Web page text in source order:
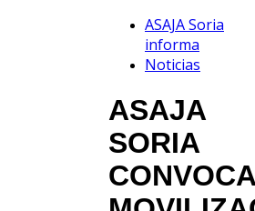
ASAJA Soria
informa
Noticias
ASAJA
SORIA